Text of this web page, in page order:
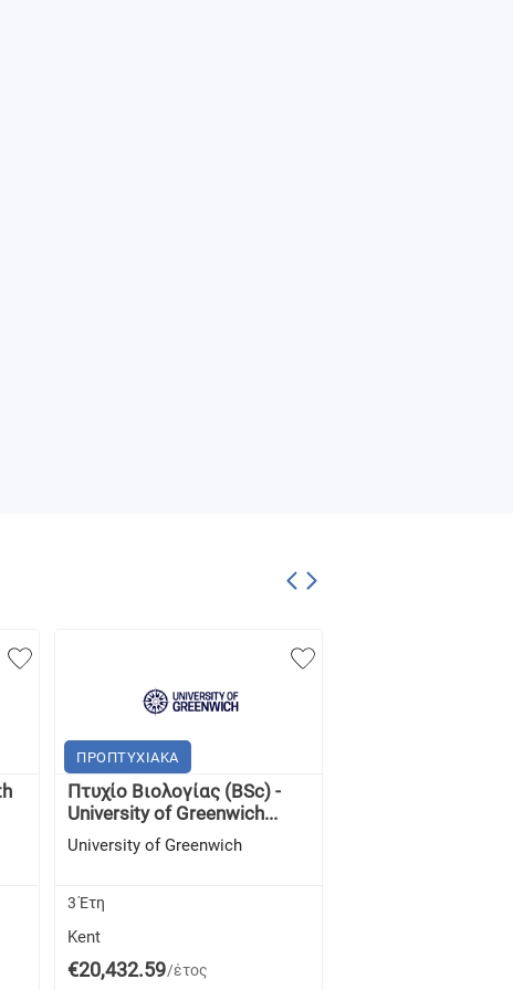
ΠΡΟΠΤΥΧΙΑΚΑ
Πτυχίο Βιολογίας (BSc) -
University of Greenwich...
University of Greenwich
3 Έτη
Kent
€20,432.59/έτος